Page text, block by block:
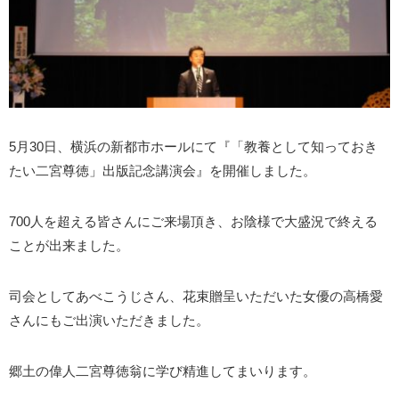
5月30日、横浜の新都市ホールにて『「教養として知っておき
たい二宮尊徳」出版記念講演会』を開催しました。
700人を超える皆さんにご来場頂き、お陰様で大盛況で終える
ことが出来ました。
司会としてあべこうじさん、花束贈呈いただいた女優の高橋愛
さんにもご出演いただきました。
郷土の偉人二宮尊徳翁に学び精進してまいります。